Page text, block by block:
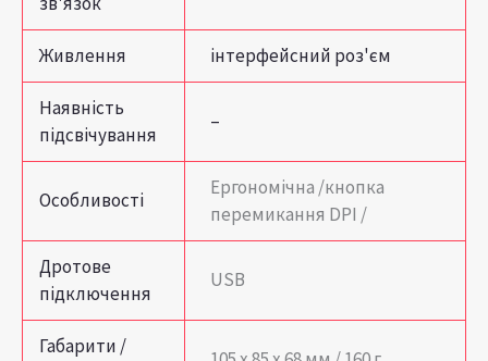
Живлення інтерфейсний роз'єм
Наявність
підсвічування
–
Особливості
Ергономічна /кнопка
перемикання DPI /
Дротове
підключення
USB
Габарити /